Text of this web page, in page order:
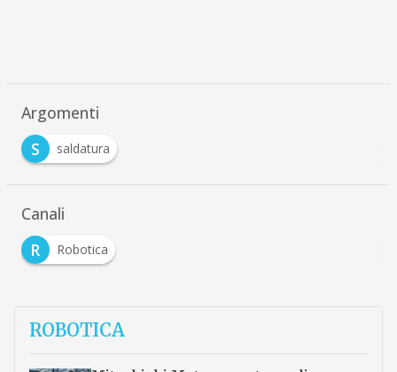
Argomenti
S
saldatura
Canali
R
Robotica
ROBOTICA